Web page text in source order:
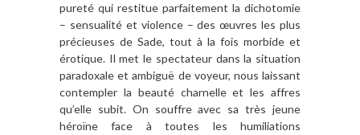
pureté qui restitue parfaitement la dichotomie
– sensualité et violence – des œuvres les plus
précieuses de Sade, tout à la fois morbide et
érotique. Il met le spectateur dans la situation
paradoxale et ambiguë de voyeur, nous laissant
contempler la beauté charnelle et les affres
qu’elle subit. On souffre avec sa très jeune
héroïne face à toutes les humiliations